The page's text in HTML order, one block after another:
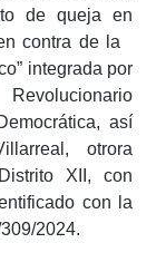
de queja en
contra de la
integrada por
así
otrora
XII, con
con la
2024.